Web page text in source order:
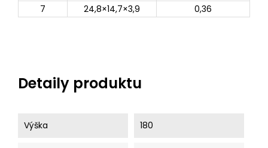
7
24,8×14,7×3,9 0,36
Detaily produktu
Výška 180